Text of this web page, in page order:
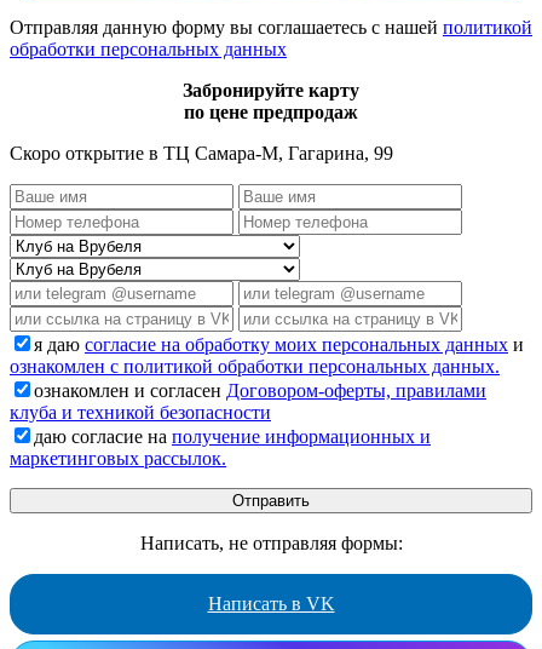
Отправляя данную форму вы соглашаетесь с нашей политикой
обработки персональных данных
Забронируйте карту
по цене предпродаж
Скоро открытие в ТЦ Самара-М, Гагарина, 99
я даю согласие на обработку моих персональных данных и
ознакомлен с политикой обработки персональных данных.
ознакомлен и согласен Договором-оферты, правилами
клуба и техникой безопасности
даю согласие на получение информационных и
маркетинговых рассылок.
Написать, не отправляя формы:
Написать в VK